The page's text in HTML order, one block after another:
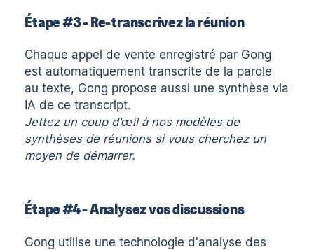
Étape #3 - Re-transcrivez la réunion
Chaque appel de vente enregistré par Gong
est automatiquementtranscrite de la parole
au texte, Gong propose aussi une synthèse via
IA de ce transcript.
Jettez un coup d'œil à nos modèles de
synthèses de réunionssi vous cherchez un
moyen de démarrer.
Étape #4 - Analysez vos discussions
Gong utilise une technologie d'analyse des